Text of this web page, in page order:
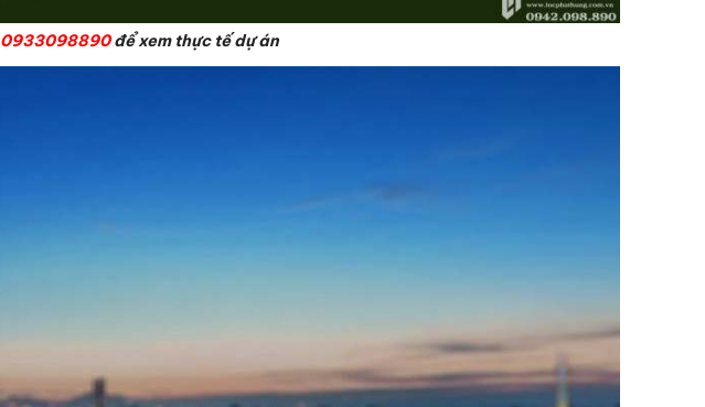
0933098890để xem thực tế dự án